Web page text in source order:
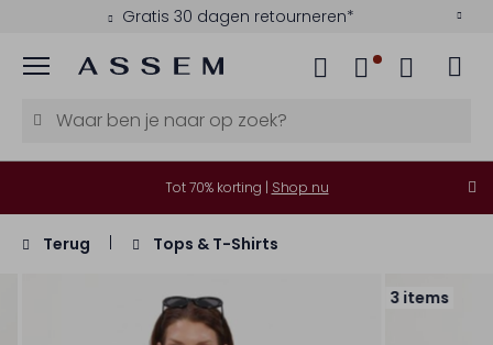
Gratis 30 dagen retourneren*
Menu
Tot 70% korting | Shop nu
Terug Tops & T-Shirts
3 items